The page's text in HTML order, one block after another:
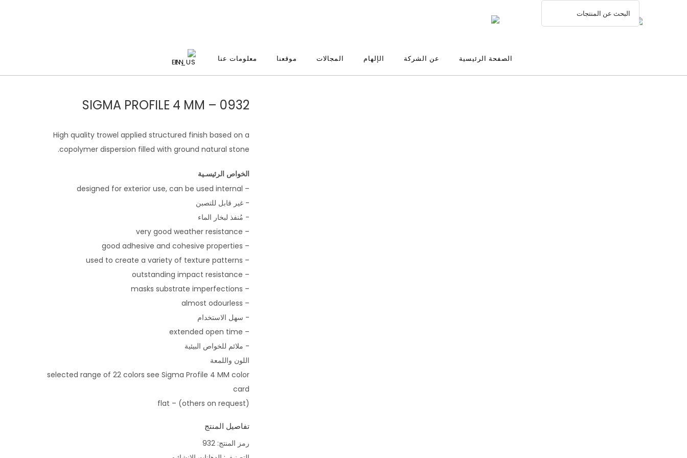
الصفحة الرئيسية عن الشركة الإلهام المجالات موقعنا معلومات عنا EN
0932 – SIGMA PROFILE 4 MM
High quality trowel applied structured finish based on a
copolymer dispersion filled with ground natural stone.
الخواص الرئيسـية
– designed for exterior use, can be used internal
- غير قابل للتصبن
- مُنفذ لبخار الماء
– very good weather resistance
– good adhesive and cohesive properties
– used to create a variety of texture patterns
– outstanding impact resistance
– masks substrate imperfections
– almost odourless
- سهل الاستخدام
– extended open time
- ملائم للخواص البيئية
اللون واللمعة
selected range of 22 colors see Sigma Profile 4 MM color
card
(others on request) – flat
تفاصيل المنتج
رمز المنتج: 932